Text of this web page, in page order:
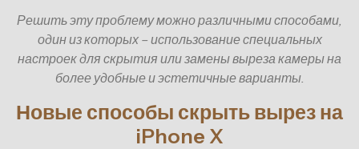
Решить эту проблему можно различными способами,
один из которых – использование специальных
настроек для скрытия или замены выреза камеры на
более удобные и эстетичные варианты.
Новые способы скрыть вырез на
iPhone X